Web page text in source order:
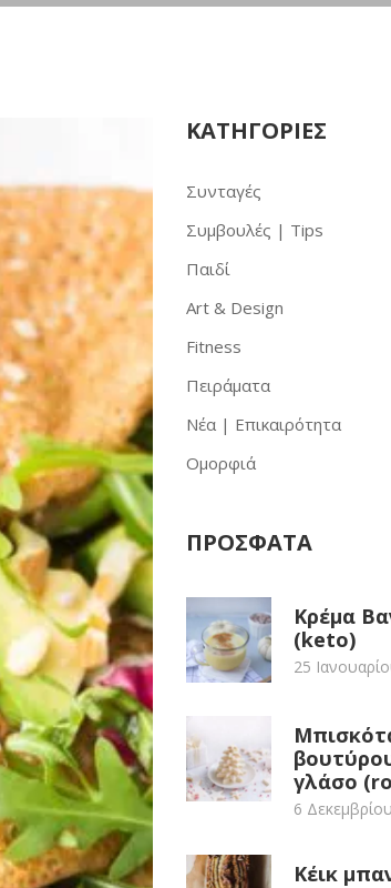
ΚΑΤΗΓΟΡΙΕΣ
Συνταγές
Συμβουλές | Tips
Παιδί
Art & Design
Fitness
Πειράματα
Νέα | Επικαιρότητα
Ομορφιά
ΠΡΟΣΦΑΤΑ
Κρέμα
(keto)
25
γλάσο
6 Δεκεμβρίου
Κέικ